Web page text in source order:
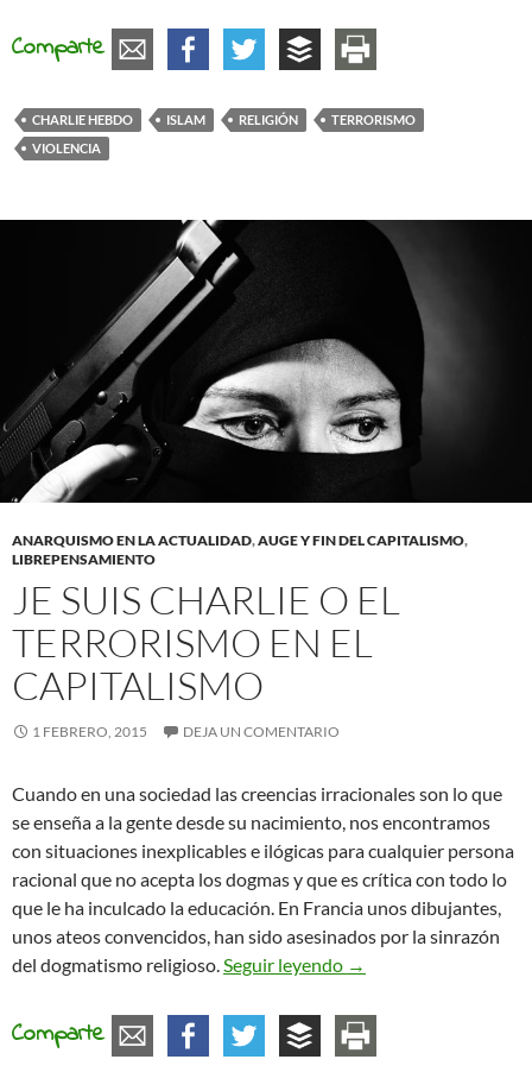
Comparte
CHARLIE HEBDO ISLAM RELIGIÓN
TERRORISMO
VIOLENCIA
ANARQUISMO EN LA ACTUALIDAD,AUGE Y FIN DEL CAPITALISMO,
LIBREPENSAMIENTO
JE SUIS CHARLIE O EL
TERRORISMO EN EL
CAPITALISMO
1 FEBRERO, 2015 DEJA UN COMENTARIO
Cuando en una sociedad las creencias irracionales son lo que
se enseña a la gente desde su nacimiento, nos encontramos
con situaciones inexplicables e ilógicas para cualquier persona
racional que no acepta los dogmas y que es crítica con todo lo
que le ha inculcado la educación. En Francia unos dibujantes,
unos ateos convencidos, han sido asesinados por la sinrazón
del dogmatismo religioso.Seguir leyendo Je suis Charlie o el
→
Comparte